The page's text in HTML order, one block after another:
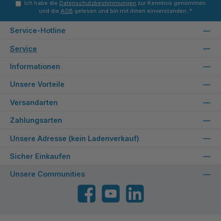
Ich habe die Datenschutzbestimmungen zur Kenntnis genommen
und die AGB gelesen und bin mit ihnen einverstanden. *
Service-Hotline
Service
Informationen
Unsere Vorteile
Versandarten
Zahlungsarten
Unsere Adresse (kein Ladenverkauf)
Sicher Einkaufen
Unsere Communities
FacebookYouTube